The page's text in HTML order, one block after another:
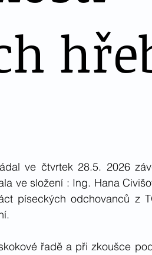
ve čtvrtek 28.5. 2026
ve složení : Ing. Hana
píseckých odchovanců z
řadě a při zkoušce